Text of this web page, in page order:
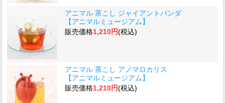
アニマル 茶こし ジャイアントパンダ
【アニマルミュージアム】
販売価格1,210円(税込)
アニマル 茶こし アノマロカリス
【アニマルミュージアム】
販売価格1,210円(税込)